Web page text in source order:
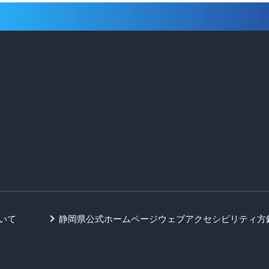
て 静岡県公式ホームページウェブアクセシビリティ方